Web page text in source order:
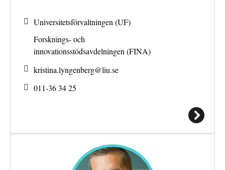
Universitetsförvaltningen (UF)
Forsknings- och
innovationsstödsavdelningen (FINA)
kristina.lyngenberg@liu.se
011-36 34 25